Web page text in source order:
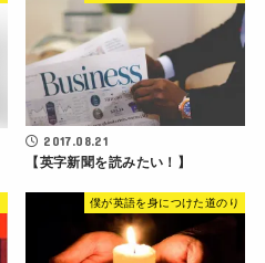
2017.08.21
【英字新聞を読みたい！】
僕が英語を身につけた道のり